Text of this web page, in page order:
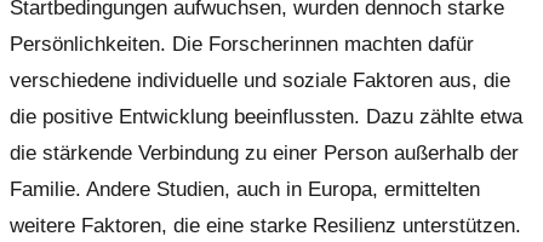
Startbedingungen aufwuchsen, wurden dennoch starke
Persönlichkeiten. Die Forscherinnen machten dafür
verschiedene individuelle und soziale Faktoren aus, die
die positive Entwicklung beeinflussten. Dazu zählte etwa
die stärkende Verbindung zu einer Person außerhalb der
Familie. Andere Studien, auch in Europa, ermittelten
weitere Faktoren, die eine starke Resilienz unterstützen.